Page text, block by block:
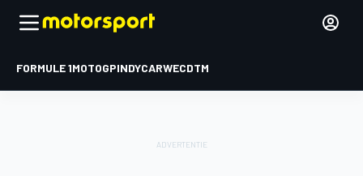
FORMULE 1MOTOGPINDYCARWECDTM